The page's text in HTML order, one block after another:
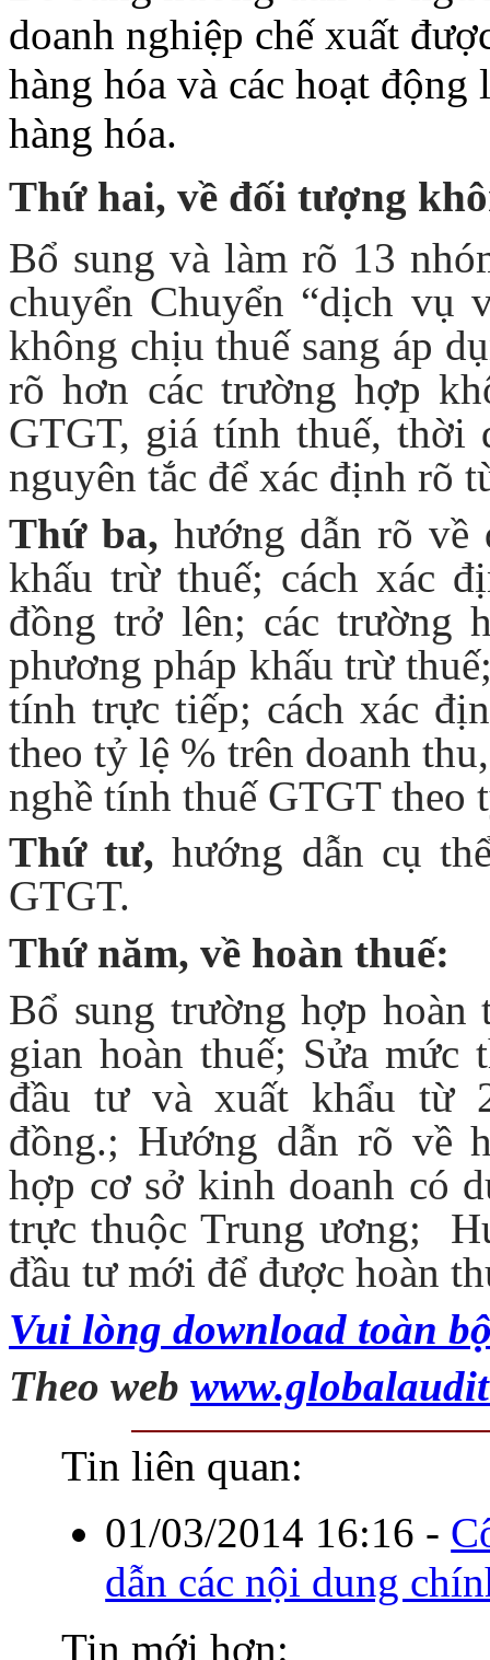
doanh nghiệp chế xuất
hàng hóa và các hoạt
hàng hóa.
Thứ hai, về đối tượng
Bổ sung và làm rõ 13
chuyển Chuyển “dịch vụ
không chịu thuế sang áp
rõ hơn các trường hợp
GTGT, giá tính thuế, thời
nguyên tắc để xác định rõ
Thứ ba, hướng dẫn rõ về
khấu trừ thuế; cách xác
đồng trở lên; các trường
phương pháp khấu trừ
tính trực tiếp; cách xác
theo tỷ lệ % trên doanh
nghề tính thuế GTGT theo
Thứ tư, hướng dẫn cụ
GTGT.
Thứ năm, về hoàn thuế:
Bổ sung trường hợp
gian hoàn thuế; Sửa
đầu tư và xuất khẩu từ
đồng.; Hướng dẫn rõ về
hợp cơ sở kinh doanh có
trực thuộc Trung ương;
đầu tư mới để được hoàn
Vui lòng download toàn
Theo web
Tin liên quan:
01/03/2014 16:16 -
dẫn các nội dung
Tin mới hơn: